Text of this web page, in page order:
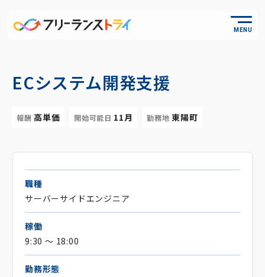
MENU
ECシステム開発支援
報酬 高単価 開始可能日 11月 勤務地 東陽町
職種
サーバーサイドエンジニア
稼働
9:30 ～ 18:00
勤務形態